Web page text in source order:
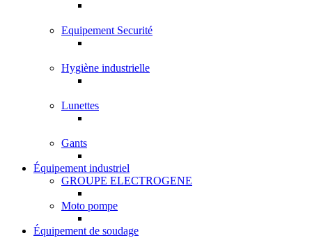
Equipement Securité
Hygiène industrielle
Lunettes
Gants
Équipement industriel
GROUPE ELECTROGENE
Moto pompe
Équipement de soudage